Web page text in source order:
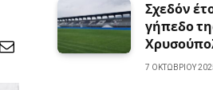
Σχεδόν
γήπεδο
7 ΟΚΤΩΒΡΊΟΥ